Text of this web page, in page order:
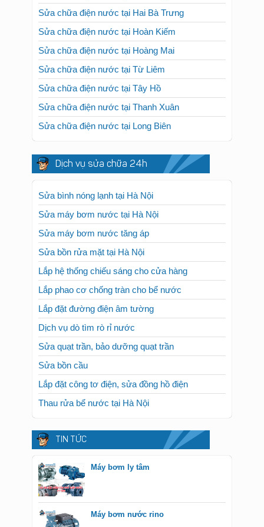
Sửa chữa điện nước tại Hai Bà Trưng
Sửa chữa điện nước tại Hoàn Kiếm
Sửa chữa điện nước tại Hoàng Mai
Sửa chữa điện nước tại Từ Liêm
Sửa chữa điện nước tại Tây Hồ
Sửa chữa điện nước tại Thanh Xuân
Sửa chữa điện nước tại Long Biên
Dịch vụ sửa chữa 24h
Sửa bình nóng lạnh tại Hà Nội
Sửa máy bơm nước tại Hà Nội
Sửa máy bơm nước tăng áp
Sửa bồn rửa mặt tại Hà Nội
Lắp hệ thống chiếu sáng cho cửa hàng
Lắp phao cơ chống tràn cho bể nước
Lắp đặt đường điện âm tường
Dịch vụ dò tìm rò rỉ nước
Sửa quạt trần, bảo dưỡng quạt trần
Sửa bồn cầu
Lắp đặt công tơ điện, sửa đồng hồ điện
Thau rửa bể nước tại Hà Nội
TIN TỨC
Máy bơm ly tâm
Máy bơm nước rino